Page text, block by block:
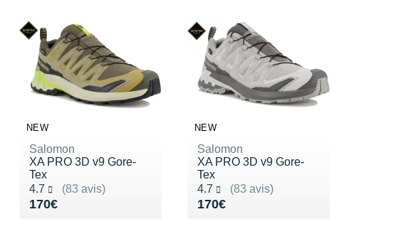
NEW
Salomon
XA PRO 3D v9 Gore-
Tex
4.7
(83 avis)
Noté 4.7 sur 5
170€
Vendu 170€
NEW
Salomon
XA PRO 3D v9 Gore-
Tex
4.7
(83 avis)
Noté 4.7 sur 5
170€
Vendu 170€